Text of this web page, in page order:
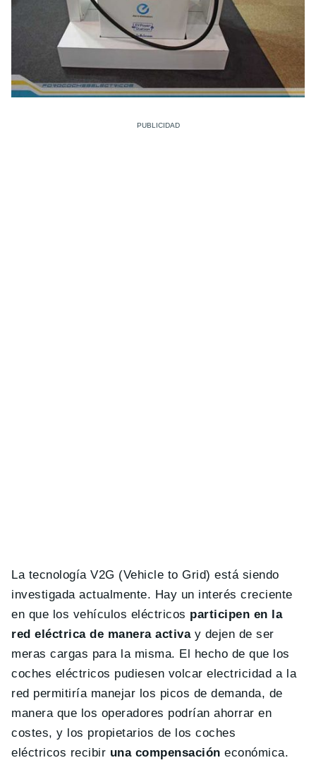
La tecnología V2G (Vehicle to Grid) está siendo
investigada actualmente. Hay un interés creciente
en que los vehículos eléctricos participen en la
red eléctrica de manera activay dejen de ser
meras cargas para la misma. El hecho de que los
coches eléctricos pudiesen volcar electricidad a la
red permitiría manejar los picos de demanda, de
manera que los operadores podrían ahorrar en
costes, y los propietarios de los coches
eléctricos recibir una compensación económica.